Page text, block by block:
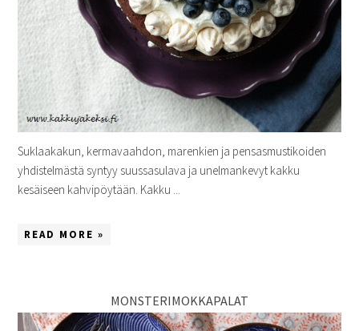
Suklaakakun, kermavaahdon, marenkien ja pensasmustikoiden
yhdistelmästä syntyy suussasulava ja unelmankevyt kakku
kesäiseen kahvipöytään. Kakku ...
READ MORE »
MONSTERIMOKKAPALAT